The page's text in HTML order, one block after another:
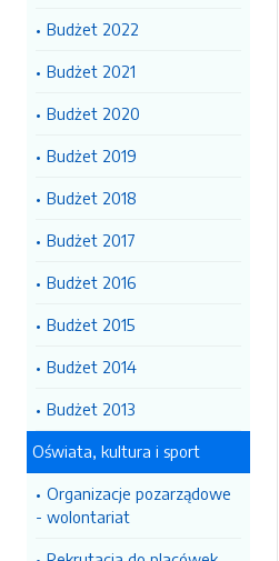
Budżet 2022
Budżet 2021
Budżet 2020
Budżet 2019
Budżet 2018
Budżet 2017
Budżet 2016
Budżet 2015
Budżet 2014
Budżet 2013
Oświata, kultura i sport
Organizacje pozarządowe
- wolontariat